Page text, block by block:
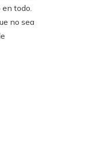
en todo.
no sea